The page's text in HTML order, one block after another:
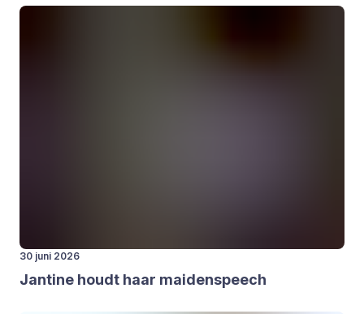
30 juni 2026
Jan­ti­ne houdt haar mai­den­speech